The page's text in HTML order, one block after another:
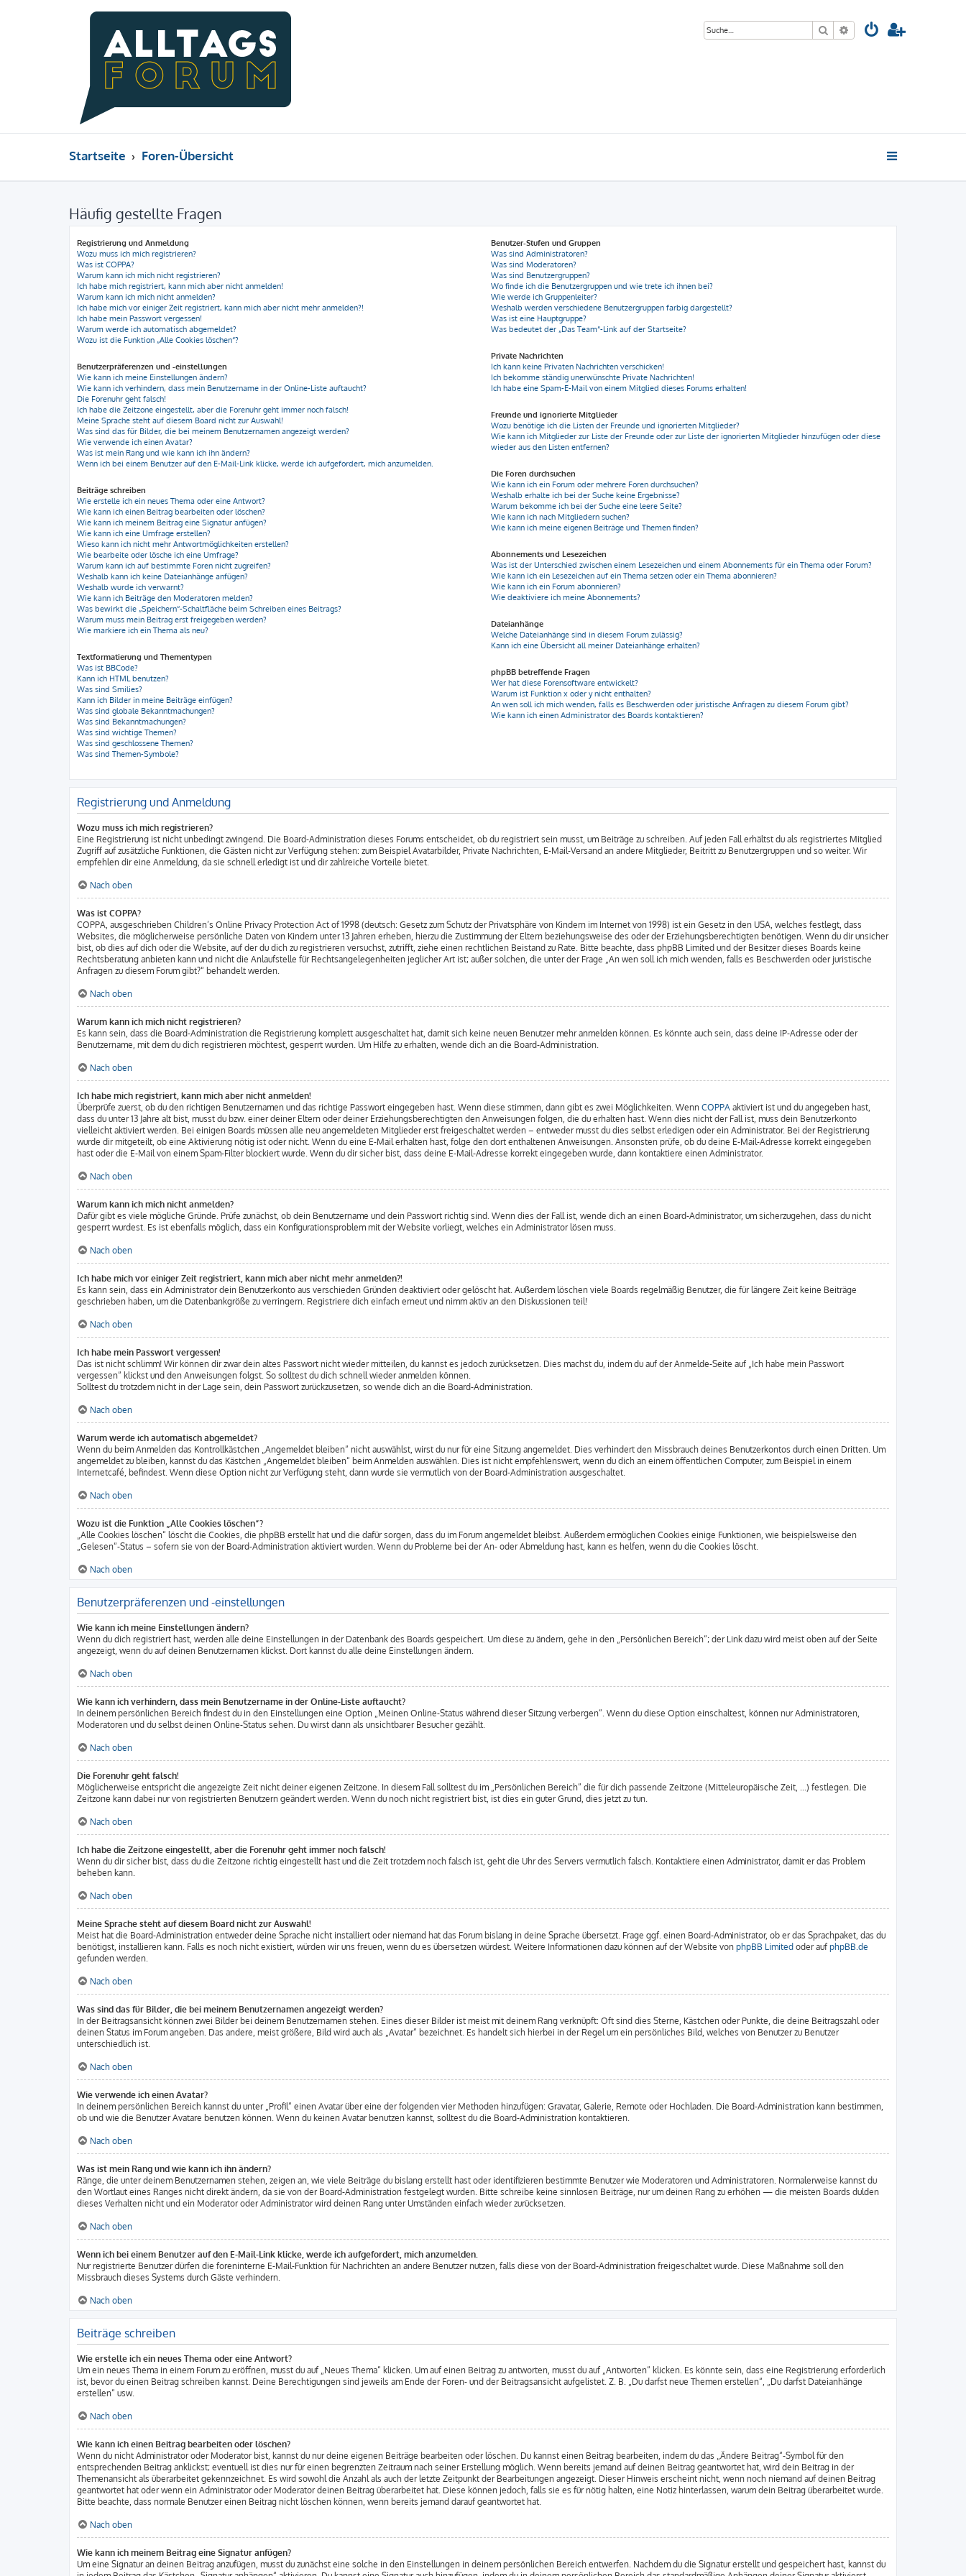
Suche Erweiterte Suche
Startseite Foren-Übersicht
Häufig gestellte Fragen
Registrierung und Anmeldung
Wozu muss ich mich registrieren?
Was ist COPPA?
Warum kann ich mich nicht registrieren?
Ich habe mich registriert, kann mich aber nicht anmelden!
Warum kann ich mich nicht anmelden?
Ich habe mich vor einiger Zeit registriert, kann mich aber nicht mehr anmelden?!
Ich habe mein Passwort vergessen!
Warum werde ich automatisch abgemeldet?
Wozu ist die Funktion „Alle Cookies löschen“?
Benutzerpräferenzen und -einstellungen
Wie kann ich meine Einstellungen ändern?
Wie kann ich verhindern, dass mein Benutzername in der Online-Liste auftaucht?
Die Forenuhr geht falsch!
Ich habe die Zeitzone eingestellt, aber die Forenuhr geht immer noch falsch!
Meine Sprache steht auf diesem Board nicht zur Auswahl!
Was sind das für Bilder, die bei meinem Benutzernamen angezeigt werden?
Wie verwende ich einen Avatar?
Was ist mein Rang und wie kann ich ihn ändern?
Wenn ich bei einem Benutzer auf den E-Mail-Link klicke, werde ich aufgefordert, mich anzumelden.
Beiträge schreiben
Wie erstelle ich ein neues Thema oder eine Antwort?
Wie kann ich einen Beitrag bearbeiten oder löschen?
Wie kann ich meinem Beitrag eine Signatur anfügen?
Wie kann ich eine Umfrage erstellen?
Wieso kann ich nicht mehr Antwortmöglichkeiten erstellen?
Wie bearbeite oder lösche ich eine Umfrage?
Warum kann ich auf bestimmte Foren nicht zugreifen?
Weshalb kann ich keine Dateianhänge anfügen?
Weshalb wurde ich verwarnt?
Wie kann ich Beiträge den Moderatoren melden?
Was bewirkt die „Speichern“-Schaltfläche beim Schreiben eines Beitrags?
Warum muss mein Beitrag erst freigegeben werden?
Wie markiere ich ein Thema als neu?
Textformatierung und Thementypen
Was ist BBCode?
Kann ich HTML benutzen?
Was sind Smilies?
Kann ich Bilder in meine Beiträge einfügen?
Was sind globale Bekanntmachungen?
Was sind Bekanntmachungen?
Was sind wichtige Themen?
Was sind geschlossene Themen?
Was sind Themen-Symbole?
Benutzer-Stufen und Gruppen
Was sind Administratoren?
Was sind Moderatoren?
Was sind Benutzergruppen?
Wo finde ich die Benutzergruppen und wie trete ich ihnen bei?
Wie werde ich Gruppenleiter?
Weshalb werden verschiedene Benutzergruppen farbig dargestellt?
Was ist eine Hauptgruppe?
Was bedeutet der „Das Team“-Link auf der Startseite?
Private Nachrichten
Ich kann keine Privaten Nachrichten verschicken!
Ich bekomme ständig unerwünschte Private Nachrichten!
Ich habe eine Spam-E-Mail von einem Mitglied dieses Forums erhalten!
Freunde und ignorierte Mitglieder
Wozu benötige ich die Listen der Freunde und ignorierten Mitglieder?
Wie kann ich Mitglieder zur Liste der Freunde oder zur Liste der ignorierten Mitglieder hinzufügen oder diese
wieder aus den Listen entfernen?
Die Foren durchsuchen
Wie kann ich ein Forum oder mehrere Foren durchsuchen?
Weshalb erhalte ich bei der Suche keine Ergebnisse?
Warum bekomme ich bei der Suche eine leere Seite?
Wie kann ich nach Mitgliedern suchen?
Wie kann ich meine eigenen Beiträge und Themen finden?
Abonnements und Lesezeichen
Was ist der Unterschied zwischen einem Lesezeichen und einem Abonnements für ein Thema oder Forum?
Wie kann ich ein Lesezeichen auf ein Thema setzen oder ein Thema abonnieren?
Wie kann ich ein Forum abonnieren?
Wie deaktiviere ich meine Abonnements?
Dateianhänge
Welche Dateianhänge sind in diesem Forum zulässig?
Kann ich eine Übersicht all meiner Dateianhänge erhalten?
phpBB betreffende Fragen
Wer hat diese Forensoftware entwickelt?
Warum ist Funktion x oder y nicht enthalten?
An wen soll ich mich wenden, falls es Beschwerden oder juristische Anfragen zu diesem Forum gibt?
Wie kann ich einen Administrator des Boards kontaktieren?
Registrierung und Anmeldung
Wozu muss ich mich registrieren?
Eine Registrierung ist nicht unbedingt zwingend. Die Board-Administration dieses Forums entscheidet, ob du registriert sein musst, um Beiträge zu schreiben. Auf jeden Fall erhältst du als registriertes Mitglied
Zugriff auf zusätzliche Funktionen, die Gästen nicht zur Verfügung stehen: zum Beispiel Avatarbilder, Private Nachrichten, E-Mail-Versand an andere Mitglieder, Beitritt zu Benutzergruppen und so weiter. Wir
empfehlen dir eine Anmeldung, da sie schnell erledigt ist und dir zahlreiche Vorteile bietet.
Nach oben
Was ist COPPA?
COPPA, ausgeschrieben Children’s Online Privacy Protection Act of 1998 (deutsch: Gesetz zum Schutz der Privatsphäre von Kindern im Internet von 1998) ist ein Gesetz in den USA, welches festlegt, dass
Websites, die möglicherweise persönliche Daten von Kindern unter 13 Jahren erheben, hierzu die Zustimmung der Eltern beziehungsweise des oder der Erziehungsberechtigten benötigen. Wenn du dir unsicher
bist, ob dies auf dich oder die Website, auf der du dich zu registrieren versuchst, zutrifft, ziehe einen rechtlichen Beistand zu Rate. Bitte beachte, dass phpBB Limited und der Besitzer dieses Boards keine
Rechtsberatung anbieten kann und nicht die Anlaufstelle für Rechtsangelegenheiten jeglicher Art ist; außer solchen, die unter der Frage „An wen soll ich mich wenden, falls es Beschwerden oder juristische
Anfragen zu diesem Forum gibt?“ behandelt werden.
Nach oben
Warum kann ich mich nicht registrieren?
Es kann sein, dass die Board-Administration die Registrierung komplett ausgeschaltet hat, damit sich keine neuen Benutzer mehr anmelden können. Es könnte auch sein, dass deine IP-Adresse oder der
Benutzername, mit dem du dich registrieren möchtest, gesperrt wurden. Um Hilfe zu erhalten, wende dich an die Board-Administration.
Nach oben
Ich habe mich registriert, kann mich aber nicht anmelden!
Überprüfe zuerst, ob du den richtigen Benutzernamen und das richtige Passwort eingegeben hast. Wenn diese stimmen, dann gibt es zwei Möglichkeiten. Wenn COPPA aktiviert ist und du angegeben hast,
dass du unter 13 Jahre alt bist, musst du bzw. einer deiner Eltern oder deiner Erziehungsberechtigten den Anweisungen folgen, die du erhalten hast. Wenn dies nicht der Fall ist, muss dein Benutzerkonto
vielleicht aktiviert werden. Bei einigen Boards müssen alle neu angemeldeten Mitglieder erst freigeschaltet werden – entweder musst du dies selbst erledigen oder ein Administrator. Bei der Registrierung
wurde dir mitgeteilt, ob eine Aktivierung nötig ist oder nicht. Wenn du eine E-Mail erhalten hast, folge den dort enthaltenen Anweisungen. Ansonsten prüfe, ob du deine E-Mail-Adresse korrekt eingegeben
hast oder die E-Mail von einem Spam-Filter blockiert wurde. Wenn du dir sicher bist, dass deine E-Mail-Adresse korrekt eingegeben wurde, dann kontaktiere einen Administrator.
Nach oben
Warum kann ich mich nicht anmelden?
Dafür gibt es viele mögliche Gründe. Prüfe zunächst, ob dein Benutzername und dein Passwort richtig sind. Wenn dies der Fall ist, wende dich an einen Board-Administrator, um sicherzugehen, dass du nicht
gesperrt wurdest. Es ist ebenfalls möglich, dass ein Konfigurationsproblem mit der Website vorliegt, welches ein Administrator lösen muss.
Nach oben
Ich habe mich vor einiger Zeit registriert, kann mich aber nicht mehr anmelden?!
Es kann sein, dass ein Administrator dein Benutzerkonto aus verschieden Gründen deaktiviert oder gelöscht hat. Außerdem löschen viele Boards regelmäßig Benutzer, die für längere Zeit keine Beiträge
geschrieben haben, um die Datenbankgröße zu verringern. Registriere dich einfach erneut und nimm aktiv an den Diskussionen teil!
Nach oben
Ich habe mein Passwort vergessen!
Das ist nicht schlimm! Wir können dir zwar dein altes Passwort nicht wieder mitteilen, du kannst es jedoch zurücksetzen. Dies machst du, indem du auf der Anmelde-Seite auf „Ich habe mein Passwort
vergessen“ klickst und den Anweisungen folgst. So solltest du dich schnell wieder anmelden können.
Solltest du trotzdem nicht in der Lage sein, dein Passwort zurückzusetzen, so wende dich an die Board-Administration.
Nach oben
Warum werde ich automatisch abgemeldet?
Wenn du beim Anmelden das Kontrollkästchen „Angemeldet bleiben“ nicht auswählst, wirst du nur für eine Sitzung angemeldet. Dies verhindert den Missbrauch deines Benutzerkontos durch einen Dritten. Um
angemeldet zu bleiben, kannst du das Kästchen „Angemeldet bleiben“ beim Anmelden auswählen. Dies ist nicht empfehlenswert, wenn du dich an einem öffentlichen Computer, zum Beispiel in einem
Internetcafé, befindest. Wenn diese Option nicht zur Verfügung steht, dann wurde sie vermutlich von der Board-Administration ausgeschaltet.
Nach oben
Wozu ist die Funktion „Alle Cookies löschen“?
„Alle Cookies löschen“ löscht die Cookies, die phpBB erstellt hat und die dafür sorgen, dass du im Forum angemeldet bleibst. Außerdem ermöglichen Cookies einige Funktionen, wie beispielsweise den
„Gelesen“-Status – sofern sie von der Board-Administration aktiviert wurden. Wenn du Probleme bei der An- oder Abmeldung hast, kann es helfen, wenn du die Cookies löscht.
Nach oben
Benutzerpräferenzen und -einstellungen
Wie kann ich meine Einstellungen ändern?
Wenn du dich registriert hast, werden alle deine Einstellungen in der Datenbank des Boards gespeichert. Um diese zu ändern, gehe in den „Persönlichen Bereich“; der Link dazu wird meist oben auf der Seite
angezeigt, wenn du auf deinen Benutzernamen klickst. Dort kannst du alle deine Einstellungen ändern.
Nach oben
Wie kann ich verhindern, dass mein Benutzername in der Online-Liste auftaucht?
In deinem persönlichen Bereich findest du in den Einstellungen eine Option „Meinen Online-Status während dieser Sitzung verbergen“. Wenn du diese Option einschaltest, können nur Administratoren,
Moderatoren und du selbst deinen Online-Status sehen. Du wirst dann als unsichtbarer Besucher gezählt.
Nach oben
Die Forenuhr geht falsch!
Möglicherweise entspricht die angezeigte Zeit nicht deiner eigenen Zeitzone. In diesem Fall solltest du im „Persönlichen Bereich“ die für dich passende Zeitzone (Mitteleuropäische Zeit, ...) festlegen. Die
Zeitzone kann dabei nur von registrierten Benutzern geändert werden. Wenn du noch nicht registriert bist, ist dies ein guter Grund, dies jetzt zu tun.
Nach oben
Ich habe die Zeitzone eingestellt, aber die Forenuhr geht immer noch falsch!
Wenn du dir sicher bist, dass du die Zeitzone richtig eingestellt hast und die Zeit trotzdem noch falsch ist, geht die Uhr des Servers vermutlich falsch. Kontaktiere einen Administrator, damit er das Problem
beheben kann.
Nach oben
Meine Sprache steht auf diesem Board nicht zur Auswahl!
Meist hat die Board-Administration entweder deine Sprache nicht installiert oder niemand hat das Forum bislang in deine Sprache übersetzt. Frage ggf. einen Board-Administrator, ob er das Sprachpaket, das du
benötigst, installieren kann. Falls es noch nicht existiert, würden wir uns freuen, wenn du es übersetzen würdest. Weitere Informationen dazu können auf der Website von phpBB Limited oder auf phpBB.de
gefunden werden.
Nach oben
Was sind das für Bilder, die bei meinem Benutzernamen angezeigt werden?
In der Beitragsansicht können zwei Bilder bei deinem Benutzernamen stehen. Eines dieser Bilder ist meist mit deinem Rang verknüpft: Oft sind dies Sterne, Kästchen oder Punkte, die deine Beitragszahl oder
deinen Status im Forum angeben. Das andere, meist größere, Bild wird auch als „Avatar“ bezeichnet. Es handelt sich hierbei in der Regel um ein persönliches Bild, welches von Benutzer zu Benutzer
unterschiedlich ist.
Nach oben
Wie verwende ich einen Avatar?
In deinem persönlichen Bereich kannst du unter „Profil“ einen Avatar über eine der folgenden vier Methoden hinzufügen: Gravatar, Galerie, Remote oder Hochladen. Die Board-Administration kann bestimmen,
ob und wie die Benutzer Avatare benutzen können. Wenn du keinen Avatar benutzen kannst, solltest du die Board-Administration kontaktieren.
Nach oben
Was ist mein Rang und wie kann ich ihn ändern?
Ränge, die unter deinem Benutzernamen stehen, zeigen an, wie viele Beiträge du bislang erstellt hast oder identifizieren bestimmte Benutzer wie Moderatoren und Administratoren. Normalerweise kannst du
den Wortlaut eines Ranges nicht direkt ändern, da sie von der Board-Administration festgelegt wurden. Bitte schreibe keine sinnlosen Beiträge, nur um deinen Rang zu erhöhen — die meisten Boards dulden
dieses Verhalten nicht und ein Moderator oder Administrator wird deinen Rang unter Umständen einfach wieder zurücksetzen.
Nach oben
Wenn ich bei einem Benutzer auf den E-Mail-Link klicke, werde ich aufgefordert, mich anzumelden.
Nur registrierte Benutzer dürfen die foreninterne E-Mail-Funktion für Nachrichten an andere Benutzer nutzen, falls diese von der Board-Administration freigeschaltet wurde. Diese Maßnahme soll den
Missbrauch dieses Systems durch Gäste verhindern.
Nach oben
Beiträge schreiben
Wie erstelle ich ein neues Thema oder eine Antwort?
Um ein neues Thema in einem Forum zu eröffnen, musst du auf „Neues Thema“ klicken. Um auf einen Beitrag zu antworten, musst du auf „Antworten“ klicken. Es könnte sein, dass eine Registrierung erforderlich
ist, bevor du einen Beitrag schreiben kannst. Deine Berechtigungen sind jeweils am Ende der Foren- und der Beitragsansicht aufgelistet. Z. B. „Du darfst neue Themen erstellen“, „Du darfst Dateianhänge
erstellen“ usw.
Nach oben
Wie kann ich einen Beitrag bearbeiten oder löschen?
Wenn du nicht Administrator oder Moderator bist, kannst du nur deine eigenen Beiträge bearbeiten oder löschen. Du kannst einen Beitrag bearbeiten, indem du das „Ändere Beitrag“-Symbol für den
entsprechenden Beitrag anklickst; eventuell ist dies nur für einen begrenzten Zeitraum nach seiner Erstellung möglich. Wenn bereits jemand auf deinen Beitrag geantwortet hat, wird dein Beitrag in der
Themenansicht als überarbeitet gekennzeichnet. Es wird sowohl die Anzahl als auch der letzte Zeitpunkt der Bearbeitungen angezeigt. Dieser Hinweis erscheint nicht, wenn noch niemand auf deinen Beitrag
geantwortet hat oder wenn ein Administrator oder Moderator deinen Beitrag überarbeitet hat. Diese können jedoch, falls sie es für nötig halten, eine Notiz hinterlassen, warum dein Beitrag überarbeitet wurde.
Bitte beachte, dass normale Benutzer einen Beitrag nicht löschen können, wenn bereits jemand darauf geantwortet hat.
Nach oben
Wie kann ich meinem Beitrag eine Signatur anfügen?
Um eine Signatur an deinen Beitrag anzufügen, musst du zunächst eine solche in den Einstellungen in deinem persönlichen Bereich entwerfen. Nachdem du die Signatur erstellt und gespeichert hast, kannst du